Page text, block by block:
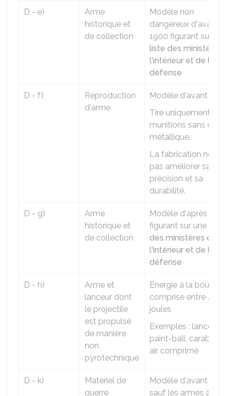
D - e)
Arme
historique et
de collection
Modèle non
dangereux d'avant
1900 figurant sur une
liste des ministères
l'intérieur et de la
défense
D - f)
Reproduction
d'arme
Modèle d'avant
Tire uniquement des
munitions sans étui
métallique.
La fabrication ne
pas améliorer sa
précision et sa
durabilité.
D - g)
Arme
historique et
de collection
Modèle d'après
figurant sur une
des ministères de
l'intérieur et de la
défense
D - h)
Arme et
lanceur dont
le projectile
est propulsé
de manière
non
pyrotechnique
Énergie à la bouche
comprise entre 2 et
joules
Exemples : lanceur
paint-ball, carabine à
air comprimé
D - k)
Matériel de
guerre
Modèle d'avant
sauf les armes à feu